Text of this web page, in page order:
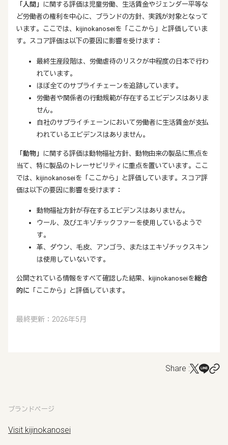
「人間」
に関する評価は児童労働、生活賃金やジェンダー平等な
ど労働者の権利を中心に、ブランドの方針、実践が対象となって
います。ここでは、kijinokanoseiを「ここから」と評価していま
す。スコア評価は以下の要因に影響を受けます：
最終生産段階は、労働虐待のリスクが中程度の日本で行わ
れています。
ほぼ全てのサプライチェーンを追跡しています。
労働者や関係者の行動規範が存在するエビデンスはありま
せん。
自社のサプライチェーンにおいて労働者に生活賃金が支払
われているエビデンスはありません。
「動物」
に関する評価は動物福祉方針、動物由来の製品に焦点を
当て、特に製品のトレーサビリティに重点を置いています。ここ
では、kijinokanoseiを「ここから」と評価しています。スコア評
価は以下の要因に影響を受けます：
動物福祉方針が存在するエビデンスはありません。
ウール、及びエキゾチックファーを使用しているようで
す。
革、ダウン、毛皮、アンゴラ、またはエキゾチックスキン
は使用していないです。
公開されている情報をすべて確認した結果、kijinokanoseiを総合
的に 「ここから」と評価しています。
最終更新：2026年5月
Share :
ブランドページ
Visit kijinokanosei